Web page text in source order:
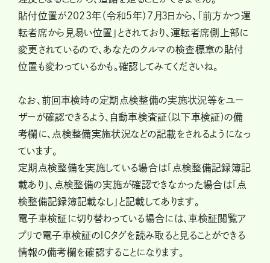
貼付位置が2023年（令和５年）7月3日から、「前方かつ運
転者席から見易い位置」とされており、運転者席側上部に
変更されているので、あなたのクルマの検査標章の貼付
位置も変わっているかも。確認してみてくださいね。
なお、前回車検時の定期点検整備の実施状況等をユー
ザーが確認できるよう、自動車検査証(以下車検証)の備
考欄に、点検整備実施状況などの記載をされるようになっ
ています。
定期点検整備を実施している場合は「点検整備記録簿記
載あり」、点検整備の実施が確認できなかった場合は「点
検整備記録簿記載なし」と記載してあります。
電子車検証に切り替わっている場合には、車検証閲覧ア
プリで電子車検証のＩＣタグを読み取ると見ることができる
情報の備考欄を確認することになります。